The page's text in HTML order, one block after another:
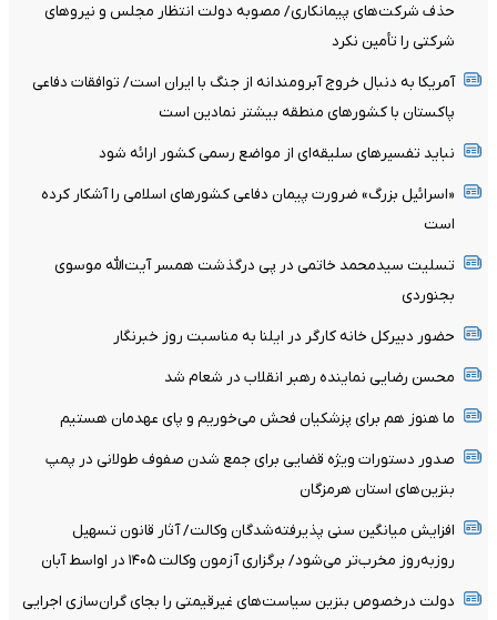
حذف شرکت‌های پیمانکاری/ مصوبه دولت انتظار مجلس و نیروهای
شرکتی را تأمین نکرد
آمریکا به دنبال خروج آبرومندانه از جنگ با ایران است/ توافقات دفاعی
پاکستان با کشورهای منطقه بیشتر نمادین است
نباید تفسیرهای سلیقه‌ای از مواضع رسمی کشور ارائه شود
«اسرائیل بزرگ» ضرورت پیمان دفاعی کشورهای اسلامی را آشکار کرده
است
تسلیت سیدمحمد خاتمی در پی درگذشت همسر آیت‌الله موسوی
بجنوردی
حضور دبیرکل خانه کارگر در ایلنا به مناسبت روز خبرنگار
محسن رضایی نماینده رهبر انقلاب در شعام شد
ما هنوز هم برای پزشکیان فحش می‌خوریم و پای عهدمان هستیم
صدور دستورات ویژه قضایی برای جمع شدن صفوف طولانی در پمپ
بنزین‌های استان هرمزگان
افزایش میانگین سنی پذیرفته‌شدگان وکالت/ آثار قانون تسهیل
روزبه‌روز مخرب‌تر می‌شود/ برگزاری آزمون وکالت ۱۴۰۵ در اواسط آبان
دولت درخصوص بنزین سیاست‌های غیرقیمتی را بجای گران‌سازی اجرایی